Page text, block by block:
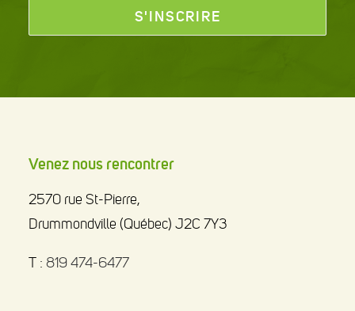
Venez nous rencontrer
2570 rue St-Pierre,
Drummondville (Québec) J2C 7Y3
T : 819 474-6477